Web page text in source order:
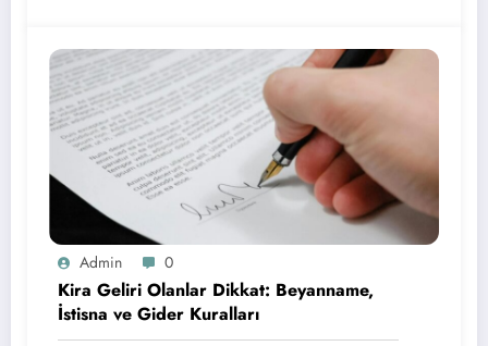
Admin 0
Kira Geliri Olanlar Dikkat: Beyanname,
İstisna ve Gider Kuralları